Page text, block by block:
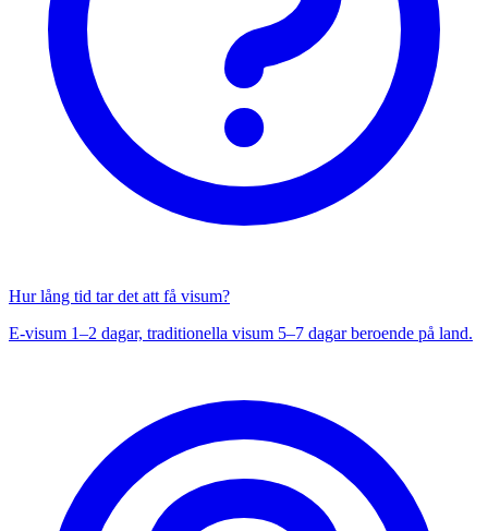
Hur lång tid tar det att få visum?
E-visum 1–2 dagar, traditionella visum 5–7 dagar beroende på land.